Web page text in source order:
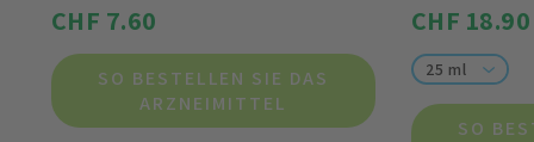
CHF 7.60
SO BESTELLEN SIE DAS
ARZNEIMITTEL
CHF 18.90
25 ml
SO